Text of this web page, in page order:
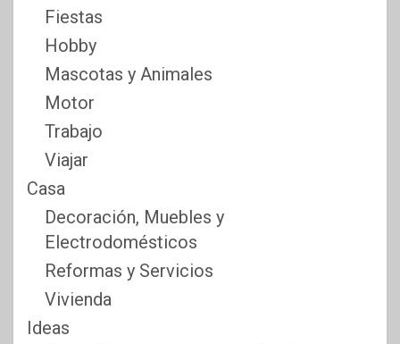
Fiestas
Hobby
Mascotas y Animales
Motor
Trabajo
Viajar
Casa
Decoración, Muebles y
Electrodomésticos
Reformas y Servicios
Vivienda
Ideas